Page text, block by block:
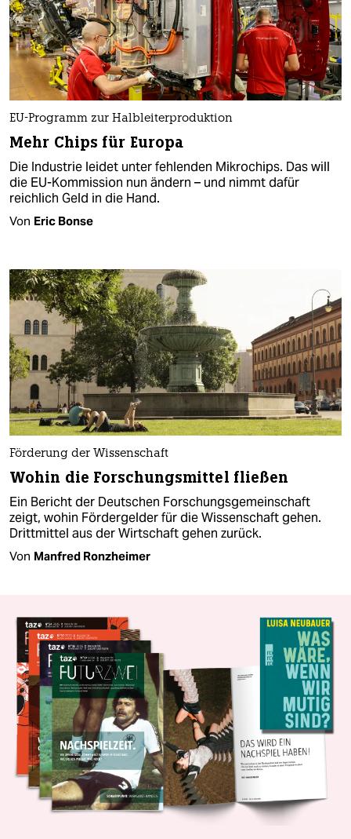
EU-Programm zur Halbleiterproduktion
Mehr Chips für Europa
Die Industrie leidet unter fehlenden Mikrochips. Das will
die EU-Kommission nun ändern – und nimmt dafür
reichlich Geld in die Hand.
Von Eric Bonse
Förderung der Wissenschaft
Wohin die Forschungsmittel fließen
Ein Bericht der Deutschen Forschungsgemeinschaft
zeigt, wohin Fördergelder für die Wissenschaft gehen.
Drittmittel aus der Wirtschaft gehen zurück.
Von Manfred Ronzheimer